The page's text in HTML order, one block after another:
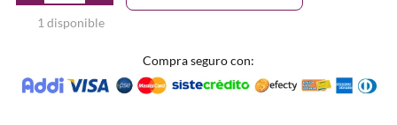
1 disponible
Compra seguro con: